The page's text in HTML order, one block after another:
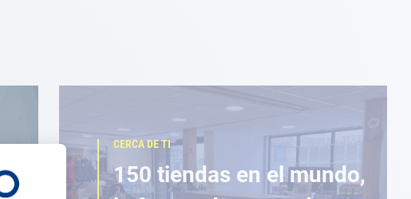
CERCA DE TI
150 tiendas en el mundo,